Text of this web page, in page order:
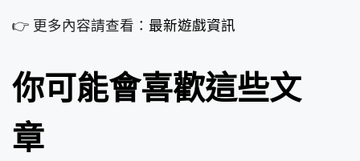
👉 更多內容請查看： 最新遊戲資訊
你可能會喜歡這些文
章